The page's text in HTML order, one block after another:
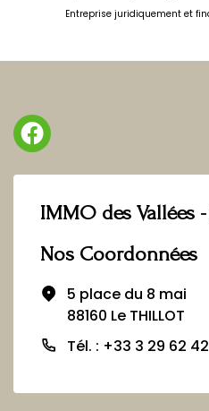
Entreprise juridiquement et
IMMO des Vallées
Nos Coordonnées
5 place du 8 mai
88160 Le THILLOT
Tél. : +33 3 29 62